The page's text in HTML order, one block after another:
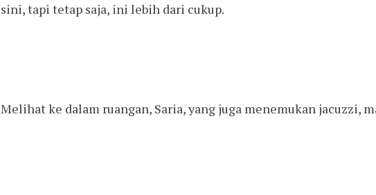
sini, tapi tetap saja, ini lebih dari cukup.
Melihat ke dalam ruangan, Saria, yang juga menemukan jacuzzi,